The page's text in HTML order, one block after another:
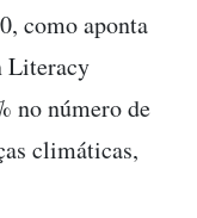
como aponta
Literacy
no número de
climáticas,